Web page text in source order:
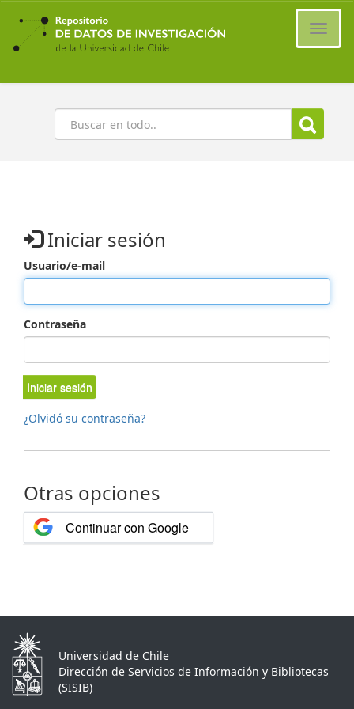
Ir
contenido
principal
Buscar
Iniciar sesión
Usuario/e-mail
Contraseña
Iniciar sesión
¿Olvidó su contraseña?
Otras opciones
Continuar con Google
Universidad de Chile
Dirección de Servicios de Información y Bibliotecas
(SISIB)